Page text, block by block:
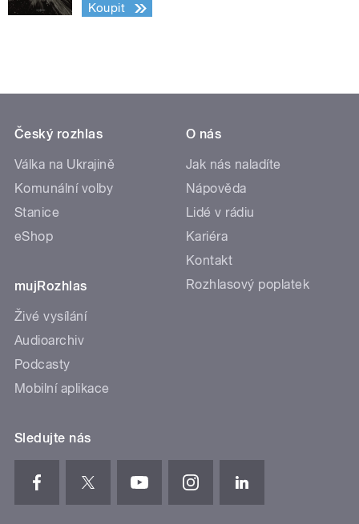
Koupit
Český rozhlas
Válka na Ukrajině
Komunální volby
Stanice
eShop
mujRozhlas
Živé vysílání
Audioarchiv
Podcasty
Mobilní aplikace
O nás
Jak nás naladíte
Nápověda
Lidé v rádiu
Kariéra
Kontakt
Rozhlasový poplatek
Sledujte nás